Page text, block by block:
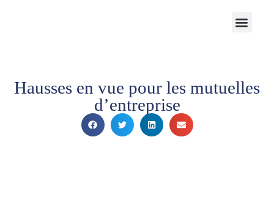
Hausses en vue pour les mutuelles
d’entreprise